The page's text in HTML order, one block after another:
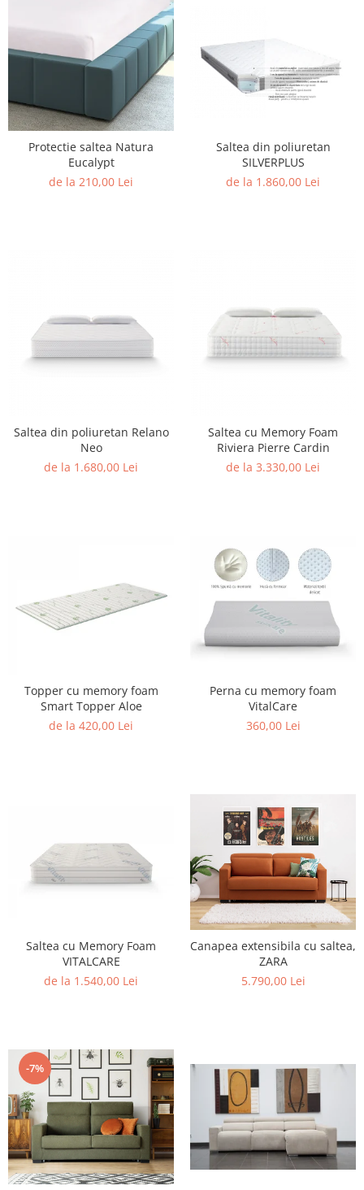
Protectie saltea Natura
Eucalypt
de la 210,00 Lei
Saltea din poliuretan
SILVERPLUS
de la 1.860,00 Lei
Saltea din poliuretan Relano
Neo
de la 1.680,00 Lei
Saltea cu Memory Foam
Riviera Pierre Cardin
de la 3.330,00 Lei
Topper cu memory foam
Smart Topper Aloe
de la 420,00 Lei
Perna cu memory foam
VitalCare
360,00 Lei
Saltea cu Memory Foam
VITALCARE
de la 1.540,00 Lei
Canapea extensibila cu saltea,
ZARA
5.790,00 Lei
-7%